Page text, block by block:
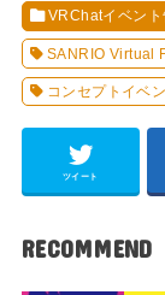
VRChatイベント
SANRIO Virtual
コンセプトイベ
ツイート
RECOMMEND